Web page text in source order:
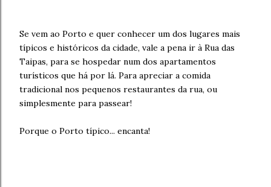
Se vem ao Porto e quer conhecer um dos lugares mais
típicos e históricos da cidade, vale a pena ir à Rua das
Taipas, para se hospedar num dos apartamentos
turísticos que há por lá. Para apreciar a comida
tradicional nos pequenos restaurantes da rua, ou
simplesmente para passear!
Porque o Porto típico... encanta!